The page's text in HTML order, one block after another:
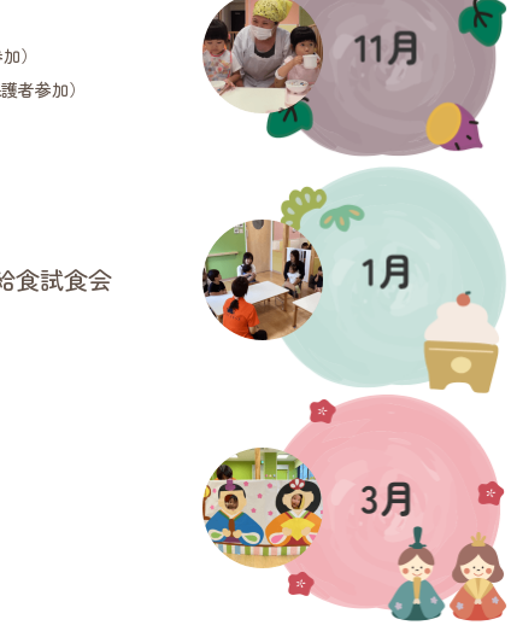
）
護者参加）
食試食会